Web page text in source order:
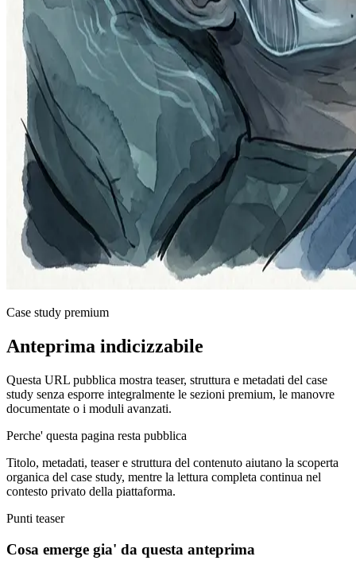
Case study premium
Anteprima indicizzabile
Questa URL pubblica mostra teaser, struttura e metadati del case
study senza esporre integralmente le sezioni premium, le manovre
documentate o i moduli avanzati.
Perche' questa pagina resta pubblica
Titolo, metadati, teaser e struttura del contenuto aiutano la scoperta
organica del case study, mentre la lettura completa continua nel
contesto privato della piattaforma.
Punti teaser
Cosa emerge gia' da questa anteprima